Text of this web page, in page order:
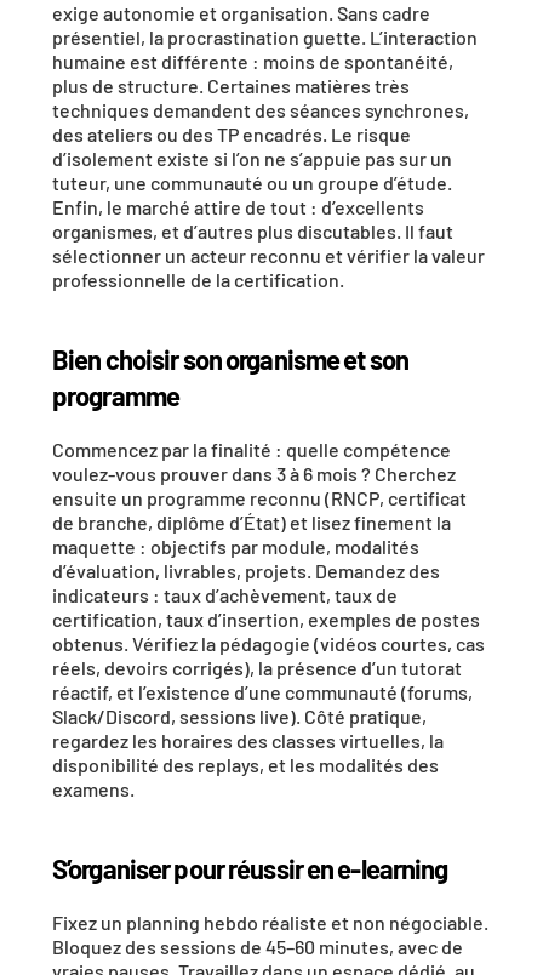
exige autonomie et organisation. Sans cadre
présentiel, la procrastination guette. L’interaction
humaine est différente : moins de spontanéité,
plus de structure. Certaines matières très
techniques demandent des séances synchrones,
des ateliers ou des TP encadrés. Le risque
d’isolement existe si l’on ne s’appuie pas sur un
tuteur, une communauté ou un groupe d’étude.
Enfin, le marché attire de tout : d’excellents
sélectionner un acteur reconnu et vérifier la valeur
professionnelle de la certification.
Bien choisir son organisme et son
programme
Commencez par la finalité : quelle compétence
voulez-vous prouver dans 3 à 6 mois ? Cherchez
ensuite un programme reconnu (RNCP, certificat
de branche, diplôme d’État) et lisez finement la
maquette : objectifs par module, modalités
indicateurs : taux d’achèvement, taux de
certification, taux d’insertion, exemples de postes
obtenus. Vérifiez la pédagogie (vidéos courtes, cas
réels, devoirs corrigés), la présence d’un tutorat
réactif, et l’existence d’une communauté (forums,
Slack/Discord, sessions live). Côté pratique,
regardez les horaires des classes virtuelles, la
disponibilité des replays, et les modalités des
examens.
S’organiser pour réussir en e-learning
Fixez un planning hebdo réaliste et non négociable.
Bloquez des sessions de 45–60 minutes, avec de